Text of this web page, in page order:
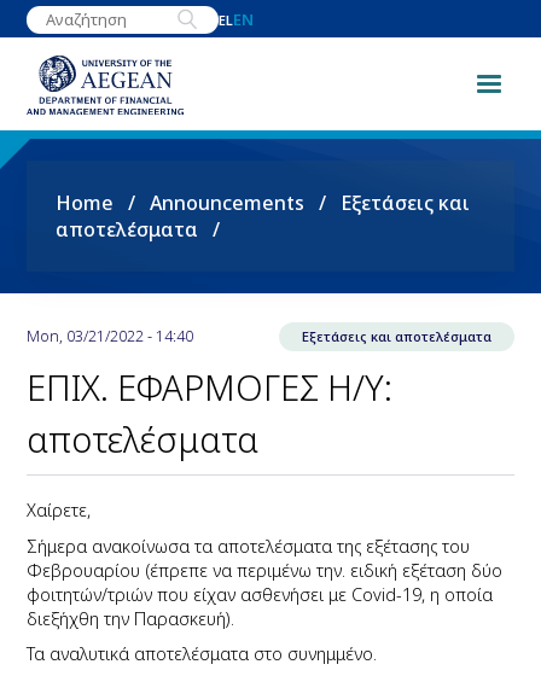
Skip
to
content
ELEN
Breadcrumb
Home Announcements
Εξετάσεις και
αποτελέσματα
Mon, 03/21/2022 - 14:40 Εξετάσεις και αποτελέσματα
ΕΠΙΧ. ΕΦΑΡΜΟΓΕΣ Η/Υ:
αποτελέσματα
Χαίρετε,
Σήμερα ανακοίνωσα τα αποτελέσματα της εξέτασης του
Φεβρουαρίου (έπρεπε να περιμένω την. ειδική εξέταση δύο
φοιτητών/τριών που είχαν ασθενήσει με Covid-19, η οποία
διεξήχθη την Παρασκευή).
Τα αναλυτικά αποτελέσματα στο συνημμένο.